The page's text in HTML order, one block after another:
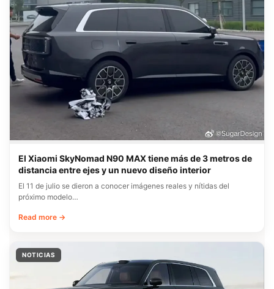
El Xiaomi SkyNomad N90 MAX tiene más de 3 metros de
distancia entre ejes y un nuevo diseño interior
El 11 de julio se dieron a conocer imágenes reales y nítidas del
próximo modelo…
Read more →
NOTICIAS